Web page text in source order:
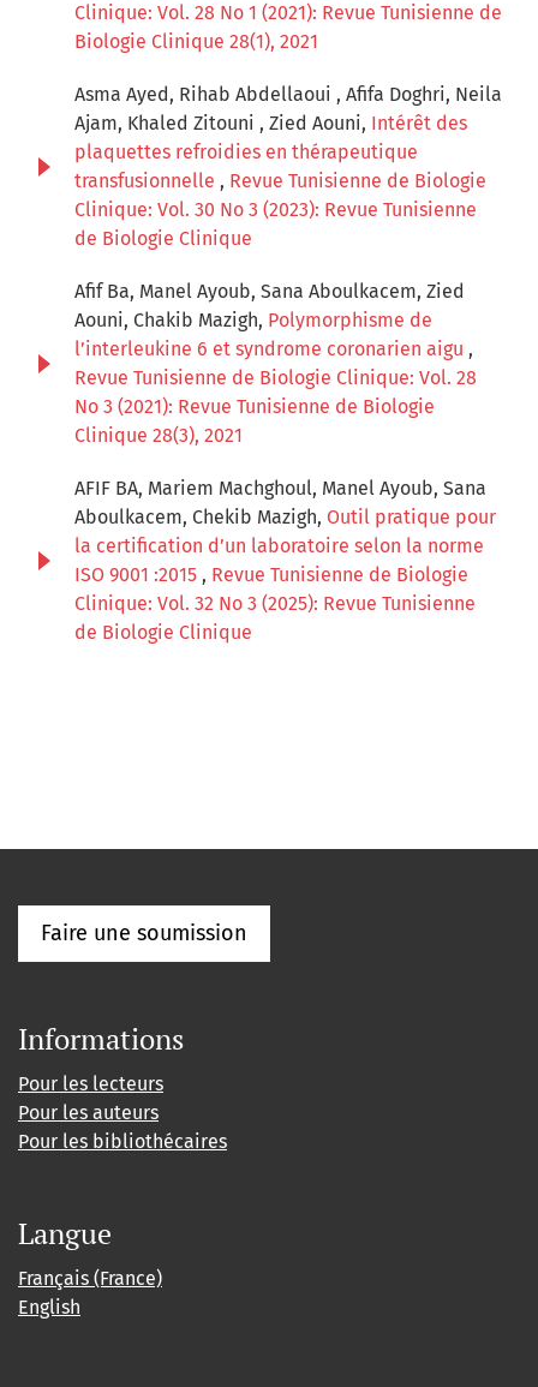
Clinique: Vol. 28 No 1 (2021): Revue Tunisienne de
Biologie Clinique 28(1), 2021
Asma Ayed, Rihab Abdellaoui , Afifa Doghri, Neila
Ajam, Khaled Zitouni , Zied Aouni, Intérêt des
plaquettes refroidies en thérapeutique
transfusionnelle , Revue Tunisienne de Biologie
Clinique: Vol. 30 No 3 (2023): Revue Tunisienne
de Biologie Clinique
Afif Ba, Manel Ayoub, Sana Aboulkacem, Zied
Aouni, Chakib Mazigh, Polymorphisme de
l’interleukine 6 et syndrome coronarien aigu ,
Revue Tunisienne de Biologie Clinique: Vol. 28
No 3 (2021): Revue Tunisienne de Biologie
Clinique 28(3), 2021
AFIF BA, Mariem Machghoul, Manel Ayoub, Sana
Aboulkacem, Chekib Mazigh, Outil pratique pour
la certification d’un laboratoire selon la norme
ISO 9001 :2015 , Revue Tunisienne de Biologie
Clinique: Vol. 32 No 3 (2025): Revue Tunisienne
de Biologie Clinique
Faire une soumission
Informations
Pour les lecteurs
Pour les auteurs
Pour les bibliothécaires
Langue
Français (France)
English